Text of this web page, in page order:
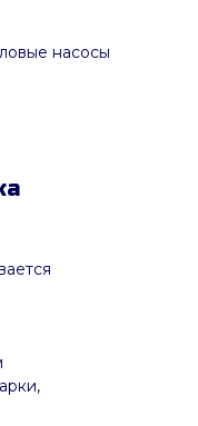
насосы